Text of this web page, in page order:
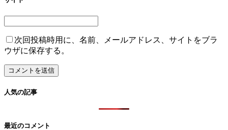
次回投稿時用に、名前、メールアドレス、サイトをブラ
ウザに保存する。
人気の記事
最近のコメント